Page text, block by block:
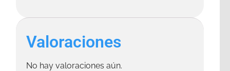
Valoraciones
No hay valoraciones aún.